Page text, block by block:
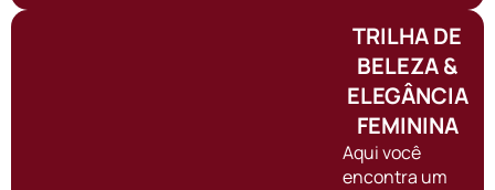
TRILHA DE
BELEZA &
ELEGÂNCIA
FEMININA
Aqui você
encontra um